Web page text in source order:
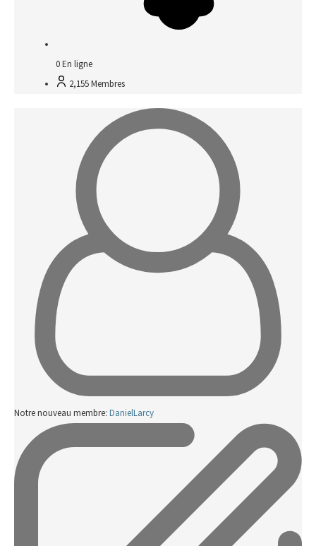
0En ligne
2,155Membres
Notre nouveau membre: DanielLarcy